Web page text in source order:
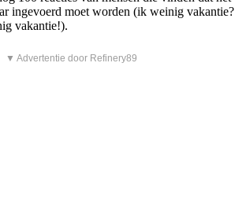
ingevoerd moet worden (ik weinig vakantie?
vakantie!).
▼ Advertentie door Refinery89